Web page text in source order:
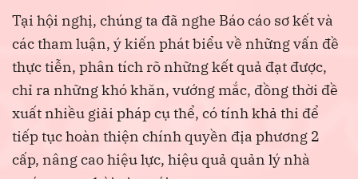
Tại hội nghị, chúng ta đã nghe Báo cáo sơ kết và
các tham luận, ý kiến phát biểu về những vấn đề
thực tiễn, phân tích rõ những kết quả đạt được,
chỉ ra những khó khăn, vướng mắc, đồng thời đề
xuất nhiều giải pháp cụ thể, có tính khả thi để
tiếp tục hoàn thiện chính quyền địa phương 2
cấp, nâng cao hiệu lực, hiệu quả quản lý nhà